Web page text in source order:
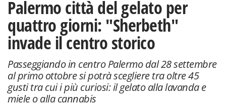
Palermo città del gelato per
quattro giorni: "Sherbeth"
invade il centro storico
Passeggiando in centro Palermo dal 28 settembre
al primo ottobre si potrà scegliere tra oltre 45
gusti tra cui i più curiosi: il gelato alla lavanda e
miele o alla cannabis